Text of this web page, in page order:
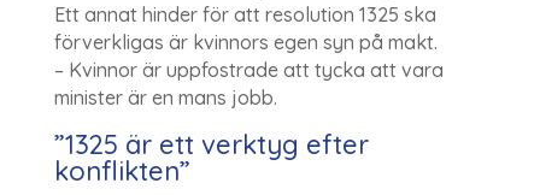
Ett annat hinder för att resolution 1325 ska
förverkligas är kvinnors egen syn på makt.
– Kvinnor är uppfostrade att tycka att vara
minister är en mans jobb.
”1325 är ett verktyg efter
konflikten”